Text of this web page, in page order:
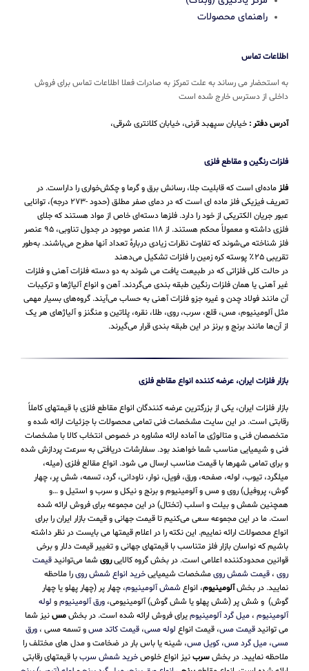
راهنمای محصولات
اطلاعات تماس
به استحضار می رساند به علت تمرکز به صادرات فعلا اطلاعات تماس برای فروش
داخلی از دسترس خارج شده است
آدرس دفتر : خیابان سپهبد قرنی، خیابان کلانتری شرقی،
فلزات رنگین و مقاطع فلزی
فلز ماده‌ای است که قابلیت جلا، رسانش برق و گرما و چکش‌خواری را داراست. در
تعریف فیزیکی فلز ماده ای است که در دمای صفر مطلق (حدود -۲۷۳ درجه)، توانایی
عبور جریان الکتریکی از خود را دارد. فلزها دسته‌ای خاص از مواد هستند که جلای
فلزی داشته و معمولاً محکم هستند. از ۱۱۸ عنصر موجود در جدول تناوبی، ۹۵ عنصر
فلز شناخته می‌شوند که تفاوت نظرات زیادی دربارهٔ تعداد آنها مطرح می‌باشند. به‌طور
تقریبی ۲۵٪ پوسته کره زمین را فلزات تشکیل می‌دهند
در حالت کلی فلزاتی که در طبیعت یافت می شوند به دو دسته فلزات آهنی و فلزات
غیر آهنی یا همان فلزات رنگین طبقه بندی می‌گردند. آهن و انواع آلیاژها و ترکیبات
آن مانند فولاد چدن و غیره جزو فلزات آهنی به حساب می‌‌آیند. گروه‌های بسیار مهمی
مثل آلومینیوم، مس، قلع، سرب، روی، طلا، نقره، پلاتین و منگنز و آلیاژهای هر یک
از آن‌ها مانند برنج و برنز در این طبقه‌ بندی قرار می‌‌گیرند.
بازار فلزات ایران، عرضه کننده انواع مقاطع فلزی
بازار فلزات ایران، یکی از بزرگترین عرضه کنندگان انواع مقاطع فلزی با قیمتهای کاملاً
رقابتی است. در این سایت مشخصات فنی تمامی محصولات با جزئیات ارائه شده و
متخصصان فنی و متالوژی ما آماده ارائه مشاوره در خصوص انتخاب کالا با مشخصات
فنی و شیمیایی مناسب شما خواهند بود. سفارشات دریافتی به سرعت پردازش شده
و برای تمامی شهرها با قیمت مناسب ارسال می شود. انواع مقالع فلزی (میله،
میلگرد، تیوب، لوله، صفحه، ورق، فویل، نوار، ناودانی، گرد، تسمه، شش پر، چهار
گوش، پروفیل) روی و مس و آلومینیوم و برنج و نیکل و سرب و استیل و …و
همچنین شمش و بیلت و اسلب (تختال) در این مجموعه برای فروش ارائه شده
است. ما در این مجموعه سعی می‌کنیم تا قیمت جهانی و قیمت بازار ایران را برای
انواع محصولات ارائه نماییم. این نکته را در اعلام قیمتها می بایست در نظر داشته
باشیم که نواسان بازار فلز متناسب با قیمتهای جهانی و تغییر قیمت دلار و برخی
قوانین محدودکننده اعلامی است. در بخش گروه کالاییروی شما می‌توانید قیمت
روی ، قیمت شمش رویمشخصات شیمیاییخرید انواع شمش رویرا ملاحظه
نمایید. در بخشآلومینیوم، انواع شمش آلومینیوم، چهار پر (چهار پهلو یا چهار
گوش) و شش پر (شش پهلو یا شش گوش) آلومینیومی، ورق آلومینیومو لوله
آلومینیوم ، میل گرد آلومینیومیرای فروش ارائه شده است. در بخشمسنیز شما
می توانید قیمت مس، قیمت انواع لوله مسی، قیمت کاتد مسو تسمه مسی ، ورق
مسی، میل گرد مس، کویل مس، شینه یا باس بار در ضخامت و مدل های مختلف را
ملاحظه نمایید. در بخشسربنیز انواع خلوصخرید شمش سرببا قیمتهای رقابتی